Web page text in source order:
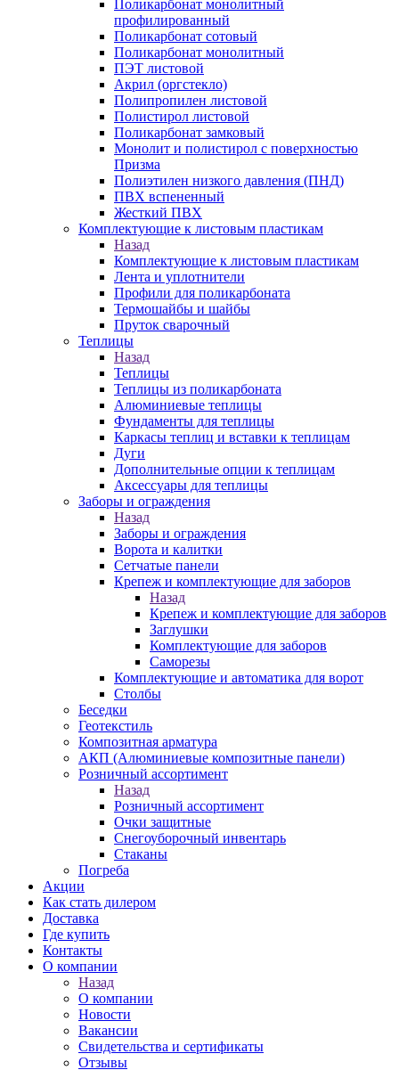
Поликарбонат монолитный
профилированный
Поликарбонат сотовый
Поликарбонат монолитный
ПЭТ листовой
Акрил (оргстекло)
Полипропилен листовой
Полистирол листовой
Поликарбонат замковый
Монолит и полистирол с поверхностью
Призма
Полиэтилен низкого давления (ПНД)
ПВХ вспененный
Жесткий ПВХ
Комплектующие к листовым пластикам
Назад
Комплектующие к листовым пластикам
Лента и уплотнители
Профили для поликарбоната
Термошайбы и шайбы
Пруток сварочный
Теплицы
Назад
Теплицы
Теплицы из поликарбоната
Алюминиевые теплицы
Фундаменты для теплицы
Каркасы теплиц и вставки к теплицам
Дуги
Дополнительные опции к теплицам
Аксессуары для теплицы
Заборы и ограждения
Назад
Заборы и ограждения
Ворота и калитки
Сетчатые панели
Крепеж и комплектующие для заборов
Назад
Крепеж и комплектующие для заборов
Заглушки
Комплектующие для заборов
Саморезы
Комплектующие и автоматика для ворот
Столбы
Беседки
Геотекстиль
Композитная арматура
АКП (Алюминиевые композитные панели)
Розничный ассортимент
Назад
Розничный ассортимент
Очки защитные
Снегоуборочный инвентарь
Стаканы
Погреба
Акции
Как стать дилером
Доставка
Где купить
Контакты
О компании
Назад
О компании
Новости
Вакансии
Свидетельства и сертификаты
Отзывы